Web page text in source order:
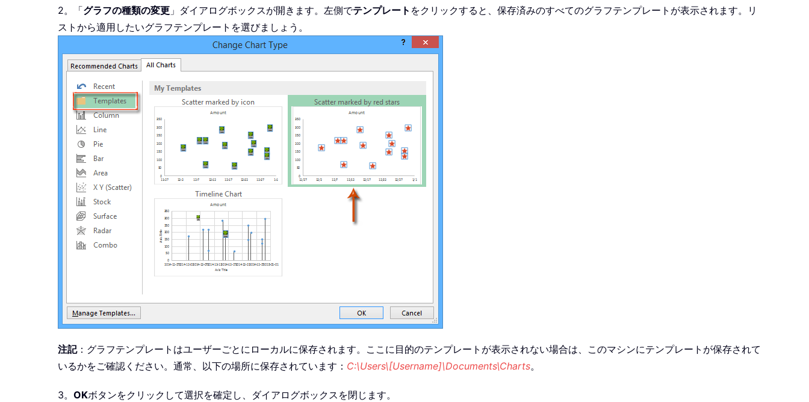
2。「グラフの種類の変更 」ダイアログボックスが開きます。左側でテンプレート をクリックすると、保存済みのすべてのグラフテンプレートが表示されます。リ
ストから適用したいグラフテンプレートを選びましょう。
注記：グラフテンプレートはユーザーごとにローカルに保存されます。ここに目的のテンプレートが表示されない場合は、このマシンにテンプレートが保存されて
いるかをご確認ください。通常、以下の場所に保存されています： C:\Users\[Username]\Documents\Charts。
3。 OKボタンをクリックして選択を確定し、ダイアログボックスを閉じます。